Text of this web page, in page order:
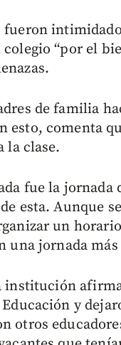
fueron
“por el
de familia
esto, comenta
la clase.
fue la jornada
esta. Aunque
un
una jornada
institución
y
otros